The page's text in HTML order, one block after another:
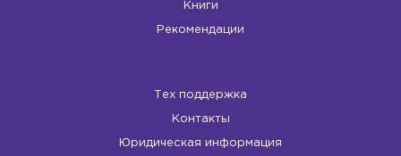
☑️
☑️
Книги
Рекомендации
Тех поддержка
Контакты
Юридическая информация